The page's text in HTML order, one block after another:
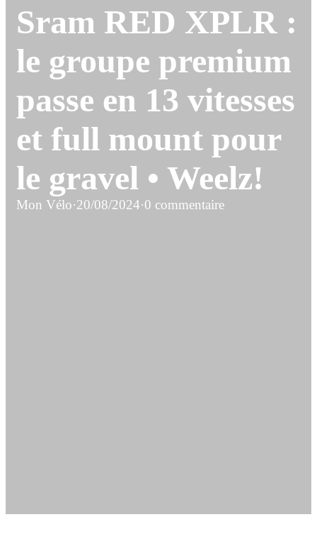
Sram RED XPLR :
le groupe premium
passe en 13 vitesses
et full mount pour
le gravel • Weelz!
Mon Vélo·20/08/2024·0 commentaire